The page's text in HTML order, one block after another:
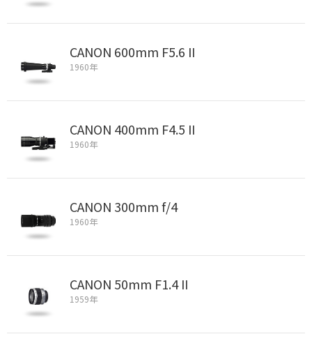
CANON 600mm F5.6 II
1960年
CANON 400mm F4.5 II
1960年
CANON 300mm f/4
1960年
CANON 50mm F1.4 II
1959年